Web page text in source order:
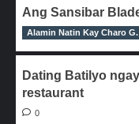
Ang Sansibar
0
Alamin Natin Kay Charo G.
Dating Batilyo
restaurant
0